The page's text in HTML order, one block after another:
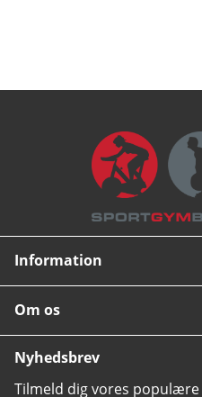
Information
Om os
Nyhedsbrev
Tilmeld dig vores